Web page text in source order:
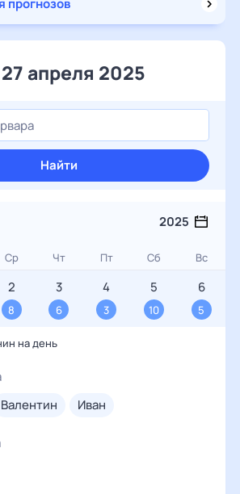
прогнозов
апреля 2025
Найти
2025
Ср Чт Пт Сб Вс
2
8
3
6
4
3
5
10
6
5
на день
валентин иван